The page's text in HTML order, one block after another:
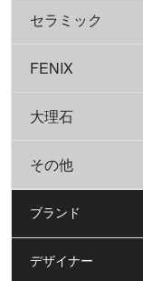
セラミック
FENIX
大理石
その他
ブランド
デザイナー